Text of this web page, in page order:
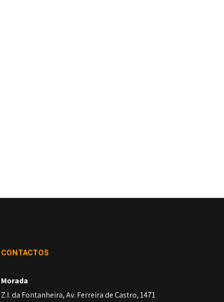
CONTACTOS
Morada
Z.I. da Fontanheira, Av. Ferreira de Castro, 1471